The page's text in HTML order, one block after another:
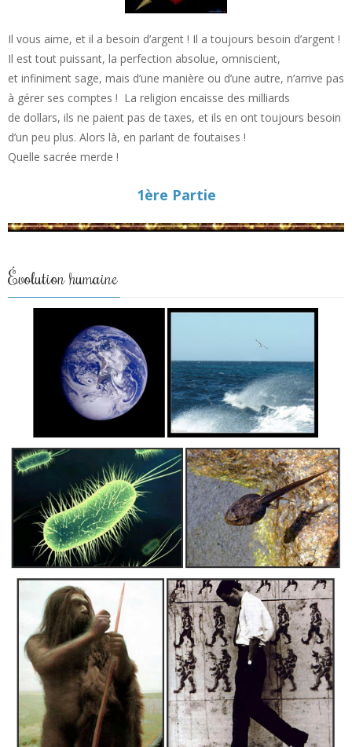
Il vous aime, et il a besoin d’argent ! Il a toujours besoin d’argent !
Il est tout puissant, la perfection absolue, omniscient,
et infiniment sage, mais d’une manière ou d’une autre, n’arrive pas
à gérer ses comptes ! La religion encaisse des milliards
de dollars, ils ne paient pas de taxes, et ils en ont toujours besoin
d’un peu plus. Alors là, en parlant de foutaises !
Quelle sacrée merde !
1ère Partie
Évolution humaine